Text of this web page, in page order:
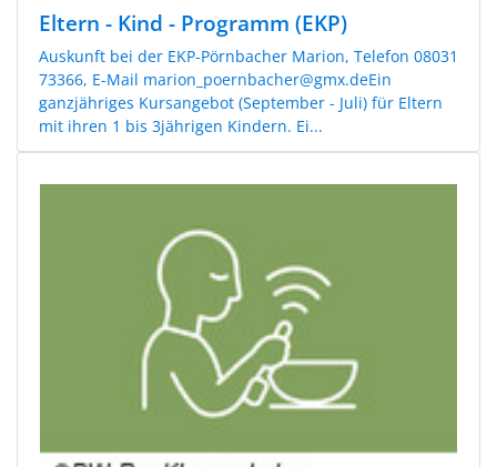
Eltern - Kind - Programm (EKP)
Auskunft bei der EKP-Pörnbacher Marion, Telefon 08031
73366, E-Mail marion_poernbacher@gmx.deEin
ganzjähriges Kursangebot (September - Juli) für Eltern
mit ihren 1 bis 3jährigen Kindern. Ei...